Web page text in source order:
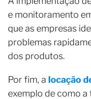
e monitoramento
que as empresas
problemas
dos produtos.
Por fim, a locação
exemplo de como